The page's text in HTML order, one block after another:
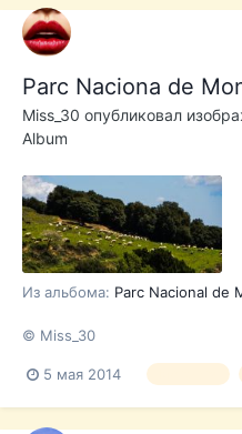
Parc Naciona de
Miss_30 опубликовал
Album
Из альбома: Parc Nacional de
© Miss_30
5 мая 2014